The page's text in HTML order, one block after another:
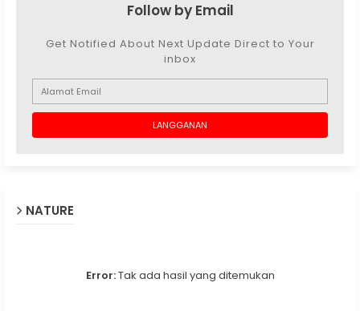
Follow by Email
Get Notified About Next Update Direct to Your
inbox
NATURE
Error:Tak ada hasil yang ditemukan